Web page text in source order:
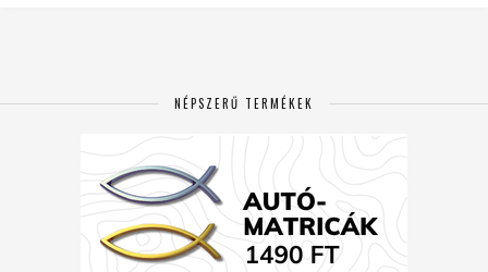
NÉPSZERŰ TERMÉKEK